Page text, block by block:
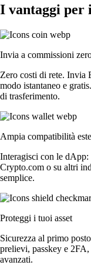
I vantaggi per
Invia a commissioni
Zero costi di rete. Invia
modo istantaneo e
di trasferimento.
Ampia compatibilità
Interagisci con le
Crypto.com o su altri
semplice.
Proteggi i tuoi asset
Sicurezza al primo
prelievi, passkey e
avanzati.